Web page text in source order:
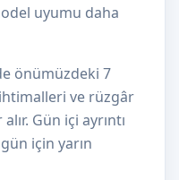
uyumu daha
önümüzdeki 7
ihtimalleri ve rüzgâr
Gün içi ayrıntı
için yarın